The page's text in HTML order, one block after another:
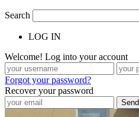
Search
LOG IN
Welcome! Log into your account
Forgot your password?
Recover your password